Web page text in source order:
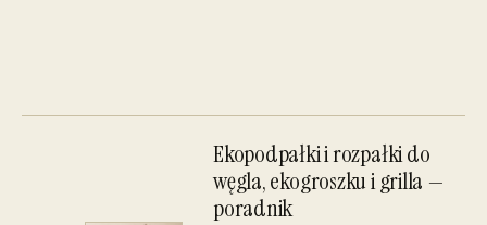
Ekopodpałki i rozpałki do
węgla, ekogroszku i grilla —
poradnik